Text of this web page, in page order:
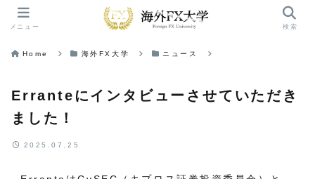
Home 海外FX大学 ニュース
Erranteにインタビューさせていただき
ました！
2025.07.25
メニュー 検索